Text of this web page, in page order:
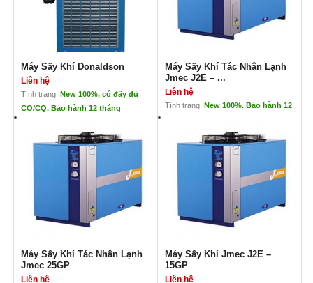
Máy Sấy Khí Donaldson
Liên hệ
Tình trạng: New 100%, có đầy đủ
CO/CQ. Bảo hành 12 tháng
Liên hệ
Máy sấy khí
Donaldson
tiêu chuẩn châu Âu
đa dạng về chủng loại
lạnh, máy sấy hấp thụ,
máy sấy hấp thụ tái
chiếc
tư vấn lắp đặt và hỗ
trợ kĩ thuật
Máy Sấy Khí Tác Nhân Lạnh
Jmec J2E – ...
Liên hệ
Tình trạng: New 100%. Bảo hành 12
Jmec J2E – 60GP
xuất xứ: JMEC – Đài Loan
Bảo hành: 12 tháng
đa dạng về dải lưu lượng
Máy Sấy Khí Tác Nhân Lạnh
Jmec 25GP
Liên hệ
Máy Sấy Khí Jmec J2E –
15GP
Liên hệ